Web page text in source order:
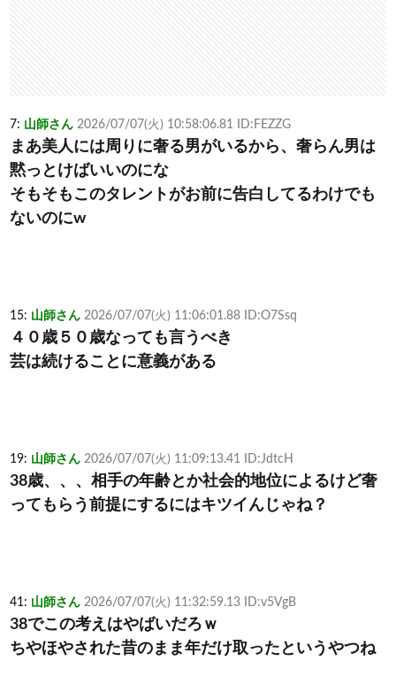
7: 山師さん 2026/07/07(火) 10:58:06.81 ID:FEZZG
まあ美人には周りに奢る男がいるから、奢らん男は
黙っとけばいいのにな
そもそもこのタレントがお前に告白してるわけでも
ないのにw
15: 山師さん 2026/07/07(火) 11:06:01.88 ID:O7Ssq
４０歳５０歳なっても言うべき
芸は続けることに意義がある
19: 山師さん 2026/07/07(火) 11:09:13.41 ID:JdtcH
38歳、、、相手の年齢とか社会的地位によるけど奢
ってもらう前提にするにはキツイんじゃね？
41: 山師さん 2026/07/07(火) 11:32:59.13 ID:v5VgB
38でこの考えはやばいだろｗ
ちやほやされた昔のまま年だけ取ったというやつね